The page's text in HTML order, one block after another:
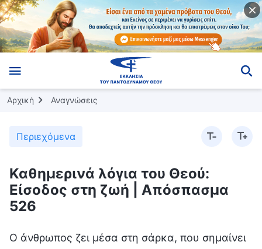
Αρχική Αναγνώσεις
Περιεχόμενα
Καθημερινά λόγια του Θεού:
Είσοδος στη ζωή | Απόσπασμα
526
Ο άνθρωπος ζει μέσα στη σάρκα, που σημαίνει